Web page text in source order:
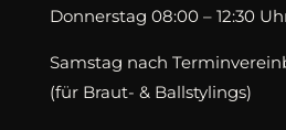
Donnerstag 08:00 – 12:30
Samstag nach
(für Braut- & Ballstylings)